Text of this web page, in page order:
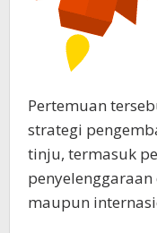
Pertemuan
strategi
tinju, termasuk
maupun